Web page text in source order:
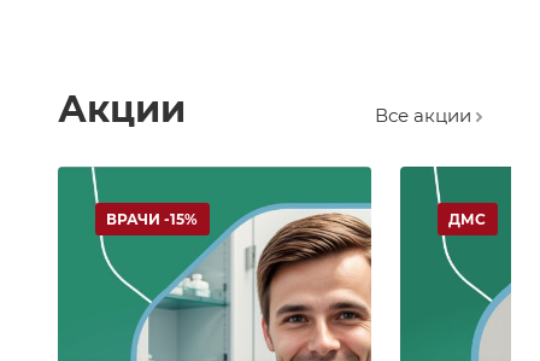
Акции Все акции
ВРАЧИ -15% ДМС